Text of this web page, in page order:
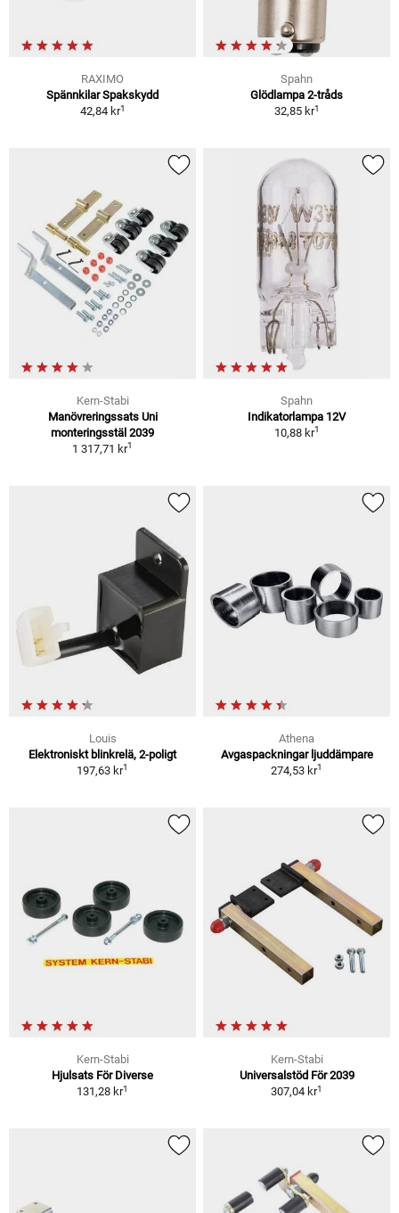
RAXIMO
Spännkilar Spakskydd
42,84 kr1
Spahn
Glödlampa 2-tråds
32,85 kr1
Kern-Stabi
Manövreringssats Uni
monteringsstäl 2039
1 317,71 kr1
Spahn
Indikatorlampa 12V
10,88 kr1
Louis
Elektroniskt blinkrelä, 2-poligt
197,63 kr1
Athena
Avgaspackningar ljuddämpare
274,53 kr1
Kern-Stabi
Hjulsats För Diverse
131,28 kr1
Kern-Stabi
Universalstöd För 2039
307,04 kr1